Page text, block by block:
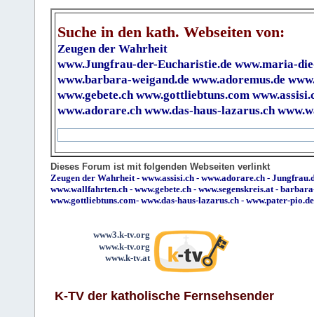
Suche in den kath. Webseiten von:
Zeugen der Wahrheit
www.Jungfrau-der-Eucharistie.de www.maria-
www.barbara-weigand.de www.adoremus.de
www.gebete.ch www.gottliebtuns.com
www.adorare.ch www.das-haus-lazarus.ch
Dieses Forum ist mit folgenden Webseiten verlinkt
Zeugen der Wahrheit- www.assisi.ch - www.adorare.ch -
www.wallfahrten.ch - www.gebete.ch - www.segenskreis.at-
www.gottliebtuns.com- www.das-haus-lazarus.ch - www.pater-pio.de
www3.k-tv.org
www.k-tv.org
www.k-tv.at
K-TV der katholische Fernsehsender